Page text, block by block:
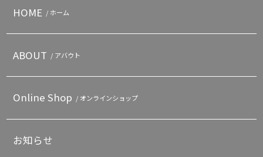
HOME / ホーム
ABOUT / アバウト
Online Shop / オンラインショップ
お知らせ